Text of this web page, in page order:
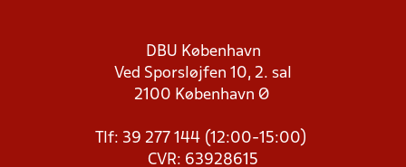
DBU København
Ved Sporsløjfen 10, 2. sal
2100 København Ø
Tlf: 39 277 144 (12:00-15:00)
CVR: 63928615